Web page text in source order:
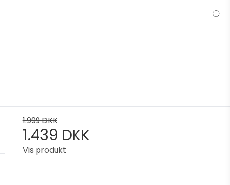
1.999 DKK
1.439 DKK
Vis produkt